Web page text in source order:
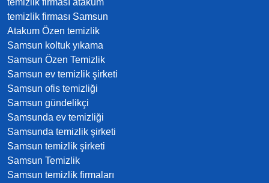
temizlik firması Samsun
Atakum Özen temizlik
Samsun koltuk yıkama
Samsun Özen Temizlik
Samsun ev temizlik şirketi
Samsun ofis temizliği
Samsun gündelikçi
Samsunda ev temizliği
Samsunda temizlik şirketi
Samsun temizlik şirketi
Samsun Temizlik
Samsun temizlik firmaları